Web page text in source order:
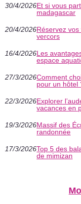
30/4/2026Et si vous
madagascar
20/4/2026Réservez
vercors
16/4/2026Les
espace
27/3/2026Comment
pour un hôtel
22/3/2026Explorer
vacances en
19/3/2026Massif des
randonnée
17/3/2026Top 5 des
de mimizan